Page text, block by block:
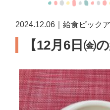
2024.12.06｜給食ピック
【12月6日㈮